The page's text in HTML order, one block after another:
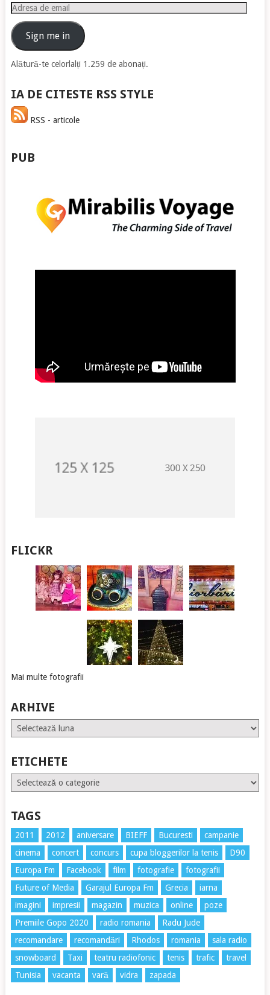
Adresa
emailSign me in
Alătură-te celorlalți 1.259 de abonați.
IA DE CITESTE RSS STYLE
RSS - articole
PUB
FLICKR
Mai multe fotografii
ARHIVE
Arhive
ETICHETE
Etichete
TAGS
2011 2012 aniversare BIEFF Bucuresti
campanie
cinema
concert concurs cupa bloggerilor la tenis
D90
Europa Fm
Facebook film fotografie
fotografii
Future of Media
Garajul Europa Fm Grecia
iarna
imagini
impresii magazin muzica online
poze
Premiile Gopo 2020
radio romania
Radu Jude
recomandare
recomandări Rhodos romania
sala radio
snowboard
Taxi teatru radiofonic tenis trafic
travel
Tunisia
vacanta vară vidra zapada